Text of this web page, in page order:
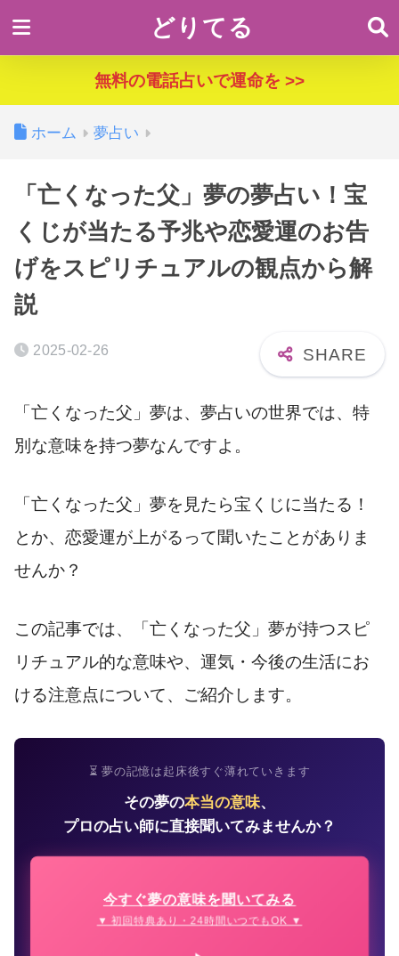
どりてる
無料の電話占いで運命を >>
ホーム 夢占い
「亡くなった父」夢の夢占い！宝
くじが当たる予兆や恋愛運のお告
げをスピリチュアルの観点から解
説
2025-02-26
「亡くなった父」夢は、夢占いの世界では、特
別な意味を持つ夢なんですよ。
「亡くなった父」夢を見たら宝くじに当たる！
とか、恋愛運が上がるって聞いたことがありま
せんか？
この記事では、「亡くなった父」夢が持つスピ
リチュアル的な意味や、運気・今後の生活にお
ける注意点について、ご紹介します。
⏳ 夢の記憶は起床後すぐ薄れていきます
その夢の本当の意味、
プロの占い師に直接聞いてみませんか？
今すぐ夢の意味を聞いてみる
▼ 初回特典あり・24時間いつでもOK ▼